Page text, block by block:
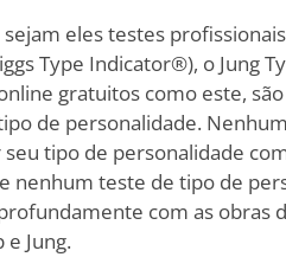
eles testes
Type Indicator®), o Jung
gratuitos como este,
de personalidade.
tipo de personalidade
nenhum teste de tipo de
com as obras
Jung.